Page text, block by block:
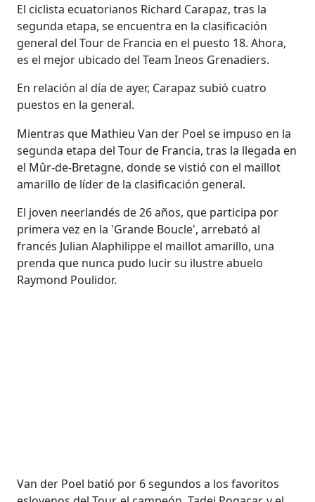
El ciclista ecuatorianos Richard Carapaz, tras la
segunda etapa, se encuentra en la clasificación
general del Tour de Francia en el puesto 18. Ahora,
es el mejor ubicado del Team Ineos Grenadiers.
En relación al día de ayer, Carapaz subió cuatro
puestos en la general.
Mientras que Mathieu Van der Poel se impuso en la
segunda etapa del Tour de Francia, tras la llegada en
el Mûr-de-Bretagne, donde se vistió con el maillot
amarillo de líder de la clasificación general.
El joven neerlandés de 26 años, que participa por
primera vez en la 'Grande Boucle', arrebató al
francés Julian Alaphilippe el maillot amarillo, una
prenda que nunca pudo lucir su ilustre abuelo
Raymond Poulidor.
Van der Poel batió por 6 segundos a los favoritos